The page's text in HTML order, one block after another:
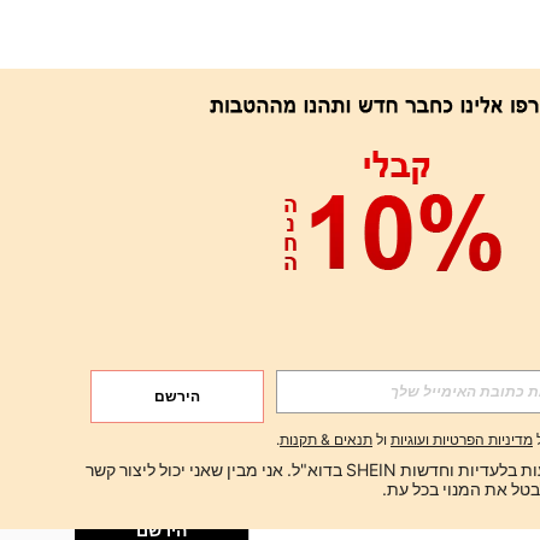
אפליקציה
הירשם
הירשם
הירשם
הירשם
מדיניות הפרטיות ועוגיות ול תנאים & תקנות.
ברצוני לקבל הצעות בלעדיות וחדשות SHEIN בדוא"ל. אני מבין שאני יכול ליצור קשר